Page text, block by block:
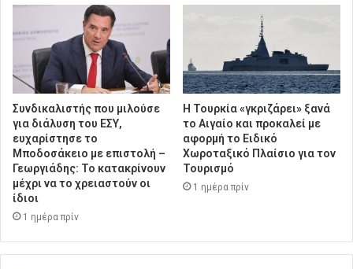
Συνδικαλιστής που μιλούσε
για διάλυση του ΕΣΥ,
ευχαρίστησε το
Μποδοσάκειο με επιστολή –
Γεωργιάδης: Το κατακρίνουν
μέχρι να το χρειαστούν οι
ίδιοι
1 ημέρα πρίν
Η Τουρκία «γκριζάρει» ξανά
το Αιγαίο και προκαλεί με
αφορμή το Ειδικό
Χωροταξικό Πλαίσιο για τον
Τουρισμό
1 ημέρα πρίν